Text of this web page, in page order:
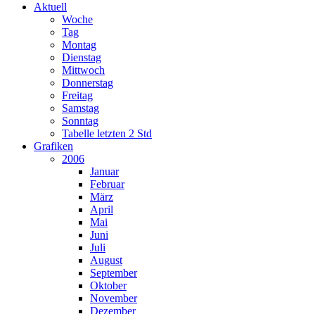
Aktuell
Woche
Tag
Montag
Dienstag
Mittwoch
Donnerstag
Freitag
Samstag
Sonntag
Tabelle letzten 2 Std
Grafiken
2006
Januar
Februar
März
April
Mai
Juni
Juli
August
September
Oktober
November
Dezember